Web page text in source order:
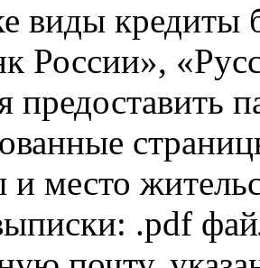
виды кредиты
России»,
предоставить
и место
.pdf